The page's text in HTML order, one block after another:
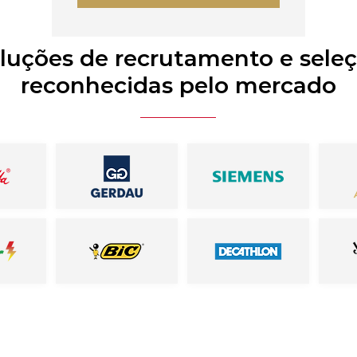
de recrutamento e
reconhecidas pelo mercado